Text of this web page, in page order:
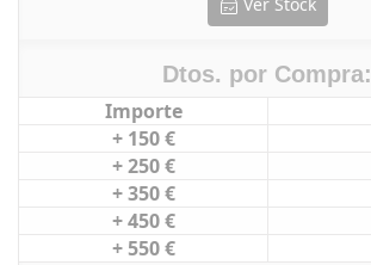
Dtos. por Compra:
Importe
+ 150 €
+ 250 €
+ 350 €
+ 450 €
+ 550 €